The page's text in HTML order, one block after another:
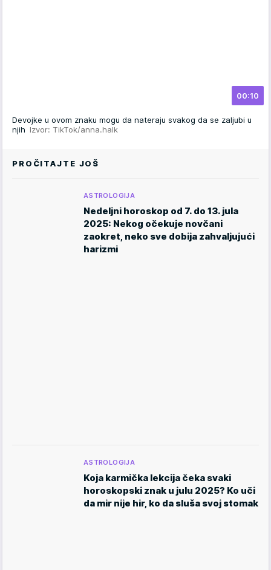
00:10
Devojke u ovom znaku mogu da nateraju svakog da se zaljubi u
njih Izvor: TikTok/anna.halk
PROČITAJTE JOŠ
ASTROLOGIJA
Nedeljni horoskop od 7. do 13. jula
2025: Nekog očekuje novčani
zaokret, neko sve dobija zahvaljujući
harizmi
ASTROLOGIJA
Koja karmička lekcija čeka svaki
horoskopski znak u julu 2025? Ko uči
da mir nije hir, ko da sluša svoj stomak